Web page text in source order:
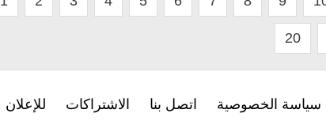
20
سياسة الخصوصية اتصل بنا الاشتراكات للإعلان